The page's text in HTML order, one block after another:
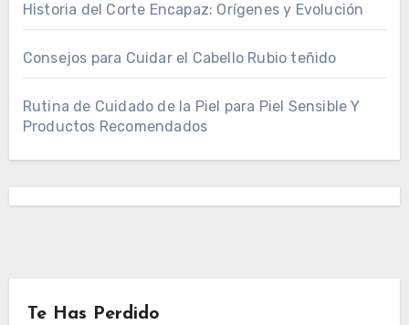
Historia del Corte Encapaz: Orígenes y Evolución
Consejos para Cuidar el Cabello Rubio teñido
Rutina de Cuidado de la Piel para Piel Sensible Y
Productos Recomendados
Te Has Perdido